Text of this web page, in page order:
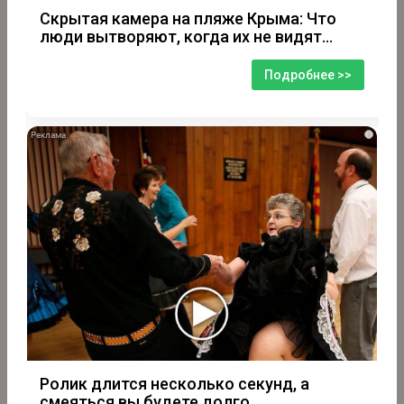
Скрытая камера на пляже Крыма: Что
люди вытворяют, когда их не видят...
Подробнее >>
i
Ролик длится несколько секунд, а